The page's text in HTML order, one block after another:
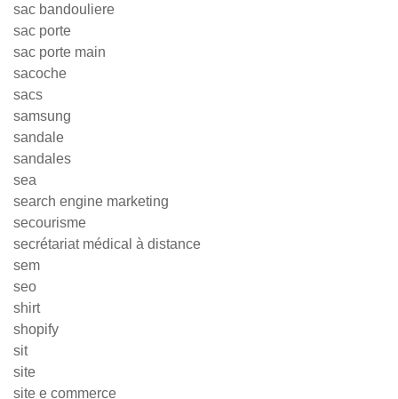
sac bandouliere
sac porte
sac porte main
sacoche
sacs
samsung
sandale
sandales
sea
search engine marketing
secourisme
secrétariat médical à distance
sem
seo
shirt
shopify
sit
site
site e commerce